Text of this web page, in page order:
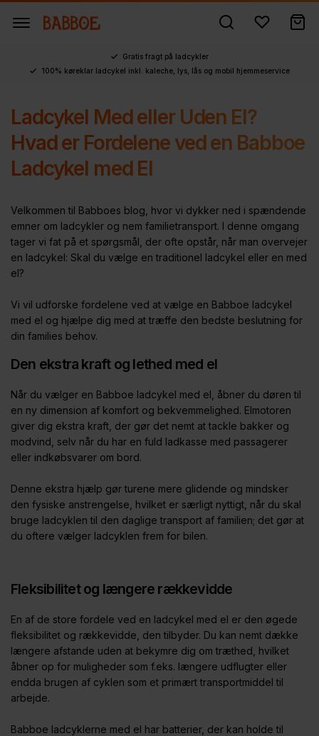
Gratis fragt på ladcykler
100% køreklar ladcykel inkl. kaleche, lys, lås og mobil hjemmeservice
Ladcykel Med eller Uden El?
Hvad er Fordelene ved en Babboe
Ladcykel med El
Velkommen til Babboes blog, hvor vi dykker ned i spændende
emner om ladcykler og nem familietransport. I denne omgang
tager vi fat på et spørgsmål, der ofte opstår, når man overvejer
en ladcykel: Skal du vælge en traditionel ladcykel eller en med
el?
Vi vil udforske fordelene ved at vælge en Babboe ladcykel
med el og hjælpe dig med at træffe den bedste beslutning for
din families behov.
Den ekstra kraft og lethed med el
Når du vælger en Babboe ladcykel med el, åbner du døren til
en ny dimension af komfort og bekvemmelighed. Elmotoren
giver dig ekstra kraft, der gør det nemt at tackle bakker og
modvind, selv når du har en fuld ladkasse med passagerer
eller indkøbsvarer om bord.
Denne ekstra hjælp gør turene mere glidende og mindsker
den fysiske anstrengelse, hvilket er særligt nyttigt, når du skal
bruge ladcyklen til den daglige transport af familien; det gør at
du oftere vælger ladcyklen frem for bilen.
Fleksibilitet og længere rækkevidde
En af de store fordele ved en ladcykel med el er den øgede
fleksibilitet og rækkevidde, den tilbyder. Du kan nemt dække
længere afstande uden at bekymre dig om træthed, hvilket
åbner op for muligheder som f.eks. længere udflugter eller
endda brugen af cyklen som et primært transportmiddel til
arbejde.
Babboe ladcyklerne med el har batterier, der kan holde til